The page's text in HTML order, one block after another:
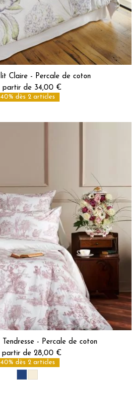
Claire - Percale de coton
partir de 34,00 €
40% dès 2 articles
- Percale de coton
partir de 28,00 €
40% dès 2 articles